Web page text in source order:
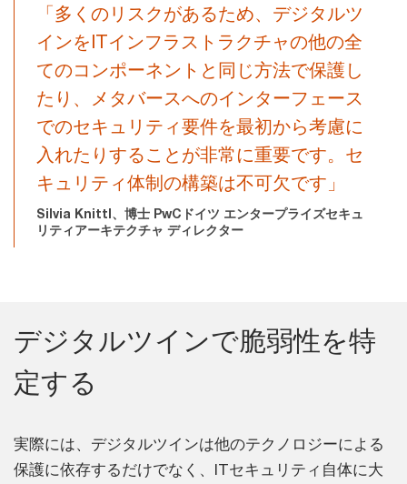
「多くのリスクがあるため、デジタルツ
インをITインフラストラクチャの他の全
てのコンポーネントと同じ方法で保護し
たり、メタバースへのインターフェース
でのセキュリティ要件を最初から考慮に
入れたりすることが非常に重要です。セ
キュリティ体制の構築は不可欠です」
Silvia Knittl、博士 PwCドイツ エンタープライズセキュ
リティアーキテクチャ ディレクター
デジタルツインで脆弱性を特
定する
実際には、デジタルツインは他のテクノロジーによる
保護に依存するだけでなく、ITセキュリティ自体に大